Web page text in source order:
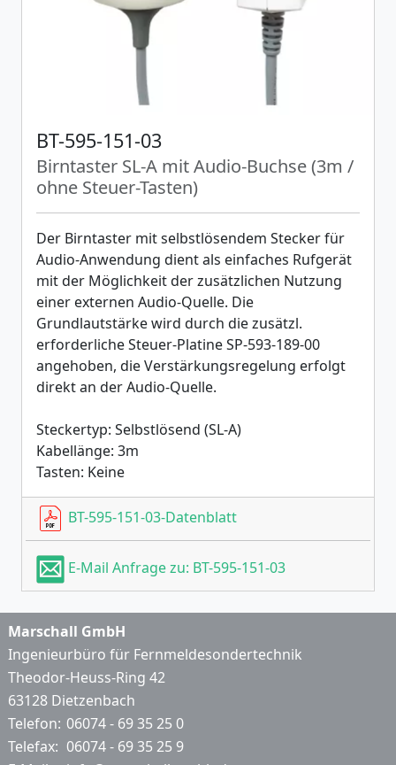
BT-595-151-03
Birntaster SL-A mit Audio-Buchse (3m /
ohne Steuer-Tasten)
Der Birntaster mit selbstlösendem Stecker für
Audio-Anwendung dient als einfaches Rufgerät
mit der Möglichkeit der zusätzlichen Nutzung
einer externen Audio-Quelle. Die
Grundlautstärke wird durch die zusätzl.
erforderliche Steuer-Platine SP-593-189-00
angehoben, die Verstärkungsregelung erfolgt
direkt an der Audio-Quelle.
Steckertyp: Selbstlösend (SL-A)
Kabellänge: 3m
Tasten: Keine
BT-595-151-03-Datenblatt
E-Mail Anfrage zu: BT-595-151-03
Marschall GmbH
Ingenieurbüro für Fernmeldesondertechnik
Theodor-Heuss-Ring 42
63128 Dietzenbach
Telefon: 06074 - 69 35 25 0
Telefax: 06074 - 69 35 25 9